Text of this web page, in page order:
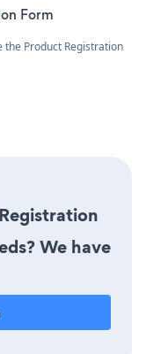
Form
the Product Registration
We have